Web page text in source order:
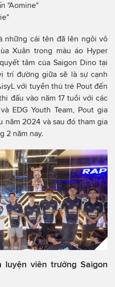
"Aomine"
những cái tên đã lên ngôi vô
Xuân trong màu áo Hyper
tâm của Saigon Dino tại
trí đường giữa sẽ là sự cạnh
với tuyển thủ trẻ Pout đến
đấu vào năm 17 tuổi với các
EDG Youth Team, Pout gia
năm 2024 và sau đó tham gia
2 năm nay.
viên trưởng Saigon